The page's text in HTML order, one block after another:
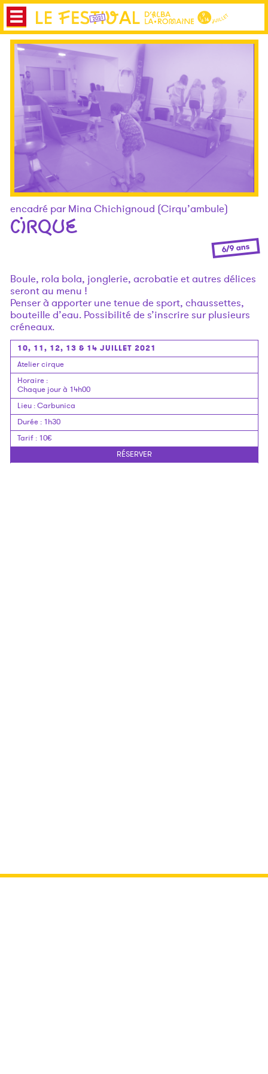
encadré par Mina Chichignoud (Cirqu’ambule)
CIRQUE
6/9 ans
Boule, rola bola, jonglerie, acrobatie et autres délices
seront au menu !
Penser à apporter une tenue de sport, chaussettes,
bouteille d’eau. Possibilité de s’inscrire sur plusieurs
créneaux.
10, 11, 12, 13 & 14 JUILLET 2021
Atelier cirque
Horaire:
Chaque jour à 14h00
Lieu:Carbunica
Durée: 1h30
Tarif: 10€
RÉSERVER